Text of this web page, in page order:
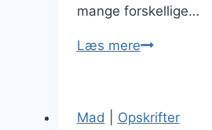
mange forskellige…
Læs mereNyretapper
krydderurter
Mad Opskrifter